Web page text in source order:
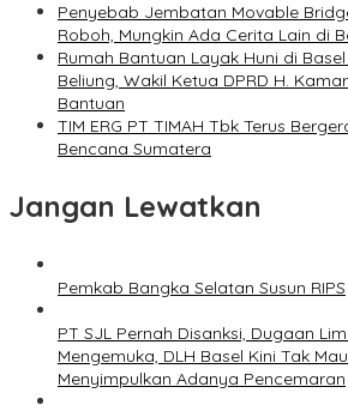
Penyebab Jembatan Movable
Roboh, Mungkin Ada Cerita Lain di
Rumah Bantuan Layak Huni di
Beliung, Wakil Ketua DPRD H.
Bantuan
TIM ERG PT TIMAH Tbk Terus
Bencana Sumatera
Jangan Lewatkan
Pemkab Bangka Selatan Susun RIPS
PT SJL Pernah Disanksi, Dugaan
Mengemuka, DLH Basel Kini Tak
Menyimpulkan Adanya Pencemaran